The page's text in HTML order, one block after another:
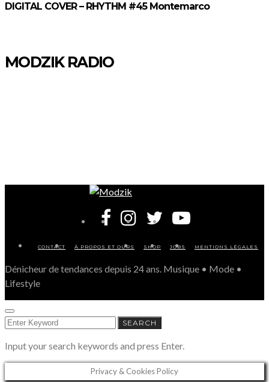
DIGITAL COVER – RHYTHM #45 Montemarco
MODZIK RADIO
CONTACT À PROPOS ET OURS SHOP JOBS MENTIONS LÉGALES
Dénicheur de tendances depuis 24 ans. Musique • Mode •
Lifestyle
SEARCH
FOR:
SEARCH
Input your search keywords and press Enter.
Privacy & Cookies Policy